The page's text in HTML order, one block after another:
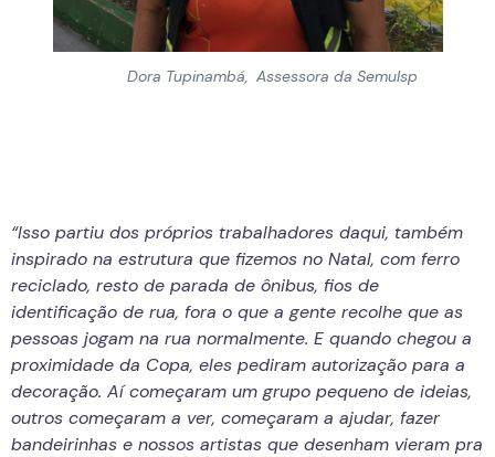
Dora Tupinambá, Assessora da Semulsp
“Isso partiu dos próprios trabalhadores daqui, também
inspirado na estrutura que fizemos no Natal, com ferro
reciclado, resto de parada de ônibus, fios de
identificação de rua, fora o que a gente recolhe que as
pessoas jogam na rua normalmente. E quando chegou a
proximidade da Copa, eles pediram autorização para a
decoração. Aí começaram um grupo pequeno de ideias,
outros começaram a ver, começaram a ajudar, fazer
bandeirinhas e nossos artistas que desenham vieram pra